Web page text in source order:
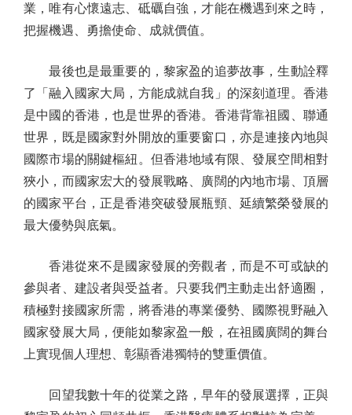
業，唯有心懷遠志、砥礪自強，才能在機遇到來之時，
把握機遇、勇擔使命、成就價值。
最後也是最重要的，黎家盈的追夢故事，生動詮釋
了「融入國家大局，方能成就自我」的深刻道理。香港
是中國的香港，也是世界的香港。香港背靠祖國、聯通
世界，既是國家對外開放的重要窗口，亦是連接內地與
國際市場的關鍵樞紐。但香港地域有限、發展空間相對
狹小，而國家宏大的發展戰略、廣闊的內地市場、頂層
的國家平台，正是香港突破發展瓶頸、延續繁榮發展的
最大優勢與底氣。
香港從來不是國家發展的旁觀者，而是不可或缺的
參與者、建設者與受益者。只要我們主動走出舒適圈，
積極對接國家所需，將香港的專業優勢、國際視野融入
國家發展大局，便能如黎家盈一般，在祖國廣闊的舞台
上實現個人理想、彰顯香港獨特的雙重價值。
回望我數十年的從業之路，早年的發展選擇，正與